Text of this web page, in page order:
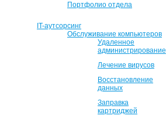
Портфолио отдела
IT-аутсорсинг
Обслуживание компьютеров
Удаленное
администрирование
Лечение вирусов
Восстановление
данных
Заправка
картриджей